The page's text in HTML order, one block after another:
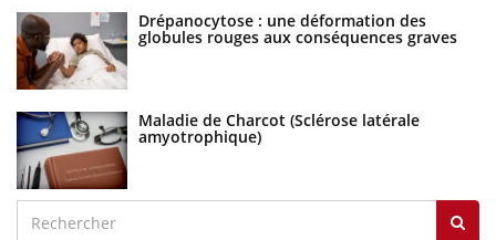
Drépanocytose : une déformation des
globules rouges aux conséquences graves
Maladie de Charcot (Sclérose latérale
amyotrophique)